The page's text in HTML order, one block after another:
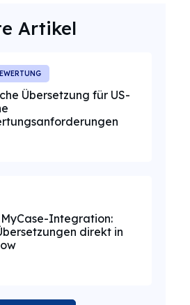
Artikel
Übersetzung für US-
Integration:
direkt in